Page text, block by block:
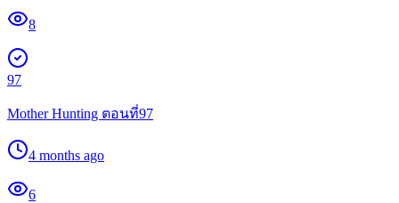
8
97
Mother Hunting ตอนที่97
4 months ago
6